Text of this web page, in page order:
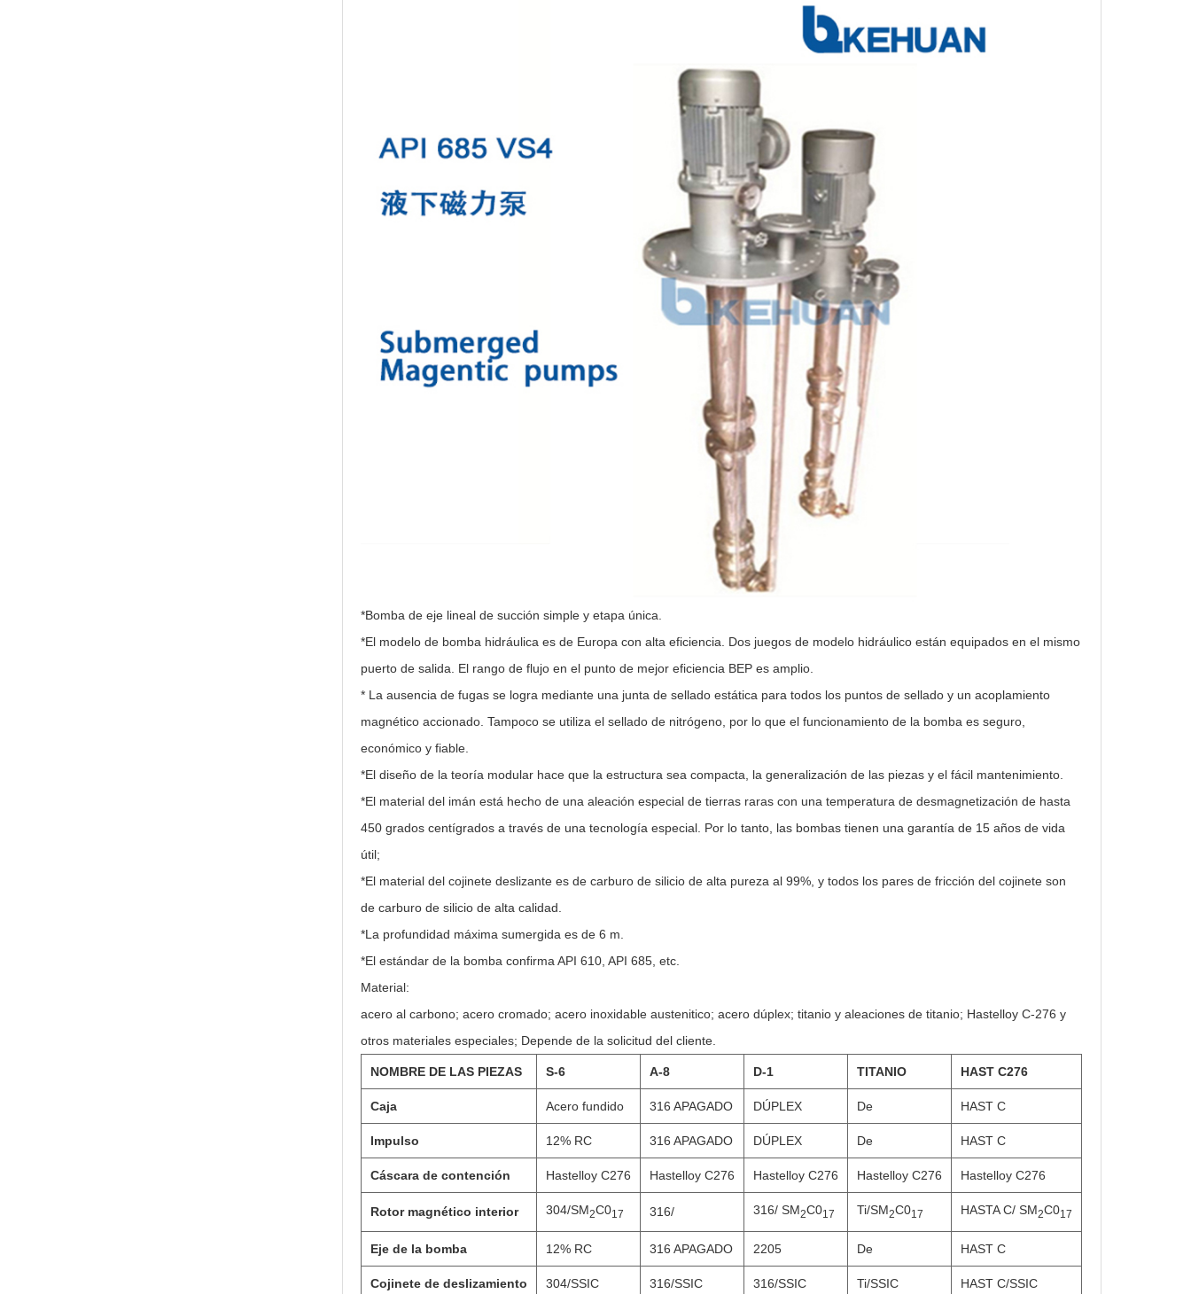
*Bomba de eje lineal de succión simple y etapa única.
*El modelo de bomba hidráulica es de Europa con alta eficiencia. Dos juegos de modelo hidráulico están equipados en el mismo
puerto de salida. El rango de flujo en el punto de mejor eficiencia BEP es amplio.
* La ausencia de fugas se logra mediante una junta de sellado estática para todos los puntos de sellado y un acoplamiento
magnético accionado. Tampoco se utiliza el sellado de nitrógeno, por lo que el funcionamiento de la bomba es seguro,
económico y fiable.
*El diseño de la teoría modular hace que la estructura sea compacta, la generalización de las piezas y el fácil mantenimiento.
*El material del imán está hecho de una aleación especial de tierras raras con una temperatura de desmagnetización de hasta
450 grados centígrados a través de una tecnología especial. Por lo tanto, las bombas tienen una garantía de 15 años de vida
útil;
*El material del cojinete deslizante es de carburo de silicio de alta pureza al 99%, y todos los pares de fricción del cojinete son
de carburo de silicio de alta calidad.
*La profundidad máxima sumergida es de 6 m.
*El estándar de la bomba confirma API 610, API 685, etc.
Material:
acero al carbono; acero cromado; acero inoxidable austenitico; acero dúplex; titanio y aleaciones de titanio; Hastelloy C-276 y
otros materiales especiales; Depende de la solicitud del cliente.
NOMBRE DE LAS PIEZAS S-6 A-8 D-1 TITANIO HAST C276
Caja Acero fundido 316 APAGADO DÚPLEX De HAST C
Impulso 12% RC 316 APAGADO DÚPLEX De HAST C
Cáscara de contención Hastelloy C276 Hastelloy C276 Hastelloy C276 Hastelloy C276 Hastelloy C276
Rotor magnético interior 304/SM2C017 316/ 316/ SM2C017 Ti/SM2C017 HASTA C/ SM2C017
Eje de la bomba 12% RC 316 APAGADO 2205 De HAST C
Cojinete de deslizamiento 304/SSIC 316/SSIC 316/SSIC Ti/SSIC HAST C/SSIC